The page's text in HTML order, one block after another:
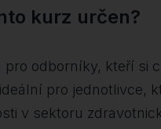
kurz určen?
pro odborníky, kteří si
ideální pro
v sektoru